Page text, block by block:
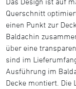
Querschnitt
einen Punkt zur
Baldachin
über eine
sind im
Ausführung im
Decke montiert. Die